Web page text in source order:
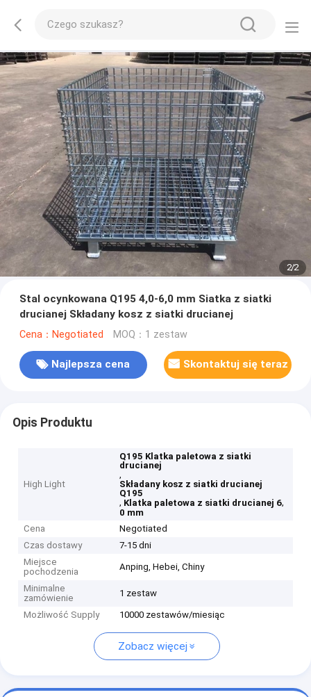
2/2
Stal ocynkowana Q195 4,0-6,0 mm Siatka z siatki
drucianej Składany kosz z siatki drucianej
Cena：Negotiated MOQ：1 zestaw
Najlepsza cena Skontaktuj się teraz
Opis Produktu
High Light
Q195 Klatka paletowa z siatki
drucianej
,
Składany kosz z siatki drucianej
Q195
, Klatka paletowa z siatki drucianej 6,
0 mm
Cena
Negotiated
Czas dostawy
7-15 dni
Miejsce
pochodzenia
Anping, Hebei, Chiny
Minimalne
zamówienie
1 zestaw
Możliwość Supply 10000 zestawów/miesiąc
Zobacz więcej